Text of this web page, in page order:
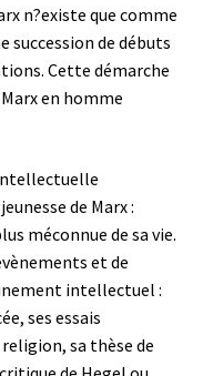
n?existe que comme
succession de débuts
Cette démarche
en homme
de Marx :
méconnue de sa vie.
et de
intellectuel :
ses essais
sa thèse de